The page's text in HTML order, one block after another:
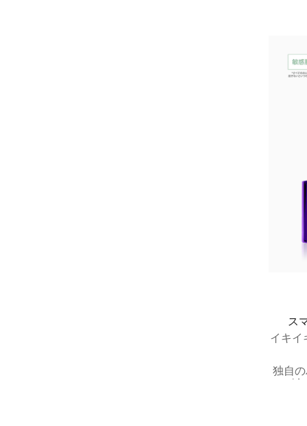
ス
イキイ
独自
*1